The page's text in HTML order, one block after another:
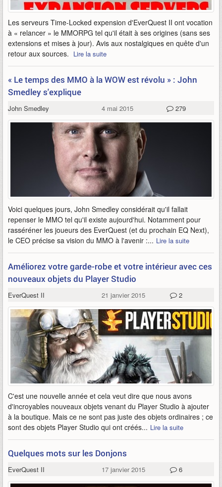
Les serveurs Time-Locked expension d'EverQuest II ont vocation
à « relancer » le MMORPG tel qu'il était à ses origines (sans ses
extensions et mises à jour). Avis aux nostalgiques en quête d'un
retour aux sources. Lire la suite
« Le temps des MMO à la WOW est révolu » : John
Smedley s'explique
John Smedley 4 mai 2015 279
Voici quelques jours, John Smedley considérait qu'il fallait
repenser le MMO tel qu'il existe aujourd'hui. Notamment pour
rasséréner les joueurs des EverQuest (et du prochain EQ Next),
le CEO précise sa vision du MMO à l'avenir :... Lire la suite
Améliorez votre garde-robe et votre intérieur avec ces
nouveaux objets du Player Studio
EverQuest II 21 janvier 2015 2
C'est une nouvelle année et cela veut dire que nous avons
d'incroyables nouveaux objets venant du Player Studio à ajouter
à la boutique. Mais ce ne sont pas juste des objets ordinaires ; ce
sont des objets Player Studio qui ont créés... Lire la suite
Quelques mots sur les Donjons
EverQuest II 17 janvier 2015 6